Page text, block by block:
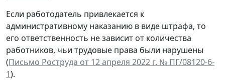
Если работодатель привлекается к
административному наказанию в виде штрафа, то
его ответственность не зависит от количества
работников, чьи трудовые права были нарушены
(Письмо Роструда от 12 апреля 2022 г. № ПГ/08120-6-
1).